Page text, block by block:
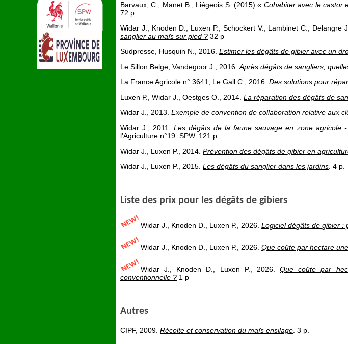
Barvaux, C., Manet B., Liégeois S. (2015) « Cohabiter avec le castor
72 p.
Widar J., Knoden D., Luxen P., Schockert V., Lambinet C., Delangre
sanglier au maïs sur pied ? 32 p
Sudpresse, Husquin N., 2016. Estimer les dégâts de gibier avec un
Le Sillon Belge, Vandegoor J., 2016.Après dégâts de sangliers,
La France Agricole n° 3641, Le Gall C., 2016. Des solutions pour
Luxen P., Widar J., Oestges O., 2014. La réparation des dégâts de
Widar J., 2013. Exemple de convention de collaboration relative aux
Widar J., 2011.Les dégâts de la faune sauvage en zone agricole
l'Agriculture n°19. SPW. 121 p.
Widar J., Luxen P., 2014. Prévention des dégâts de gibier en
Widar J., Luxen P., 2015. Les dégâts du sanglier dans les jardins. 4 p.
Liste des prix pour les dégâts de gibiers
Widar J., Knoden D., Luxen P., 2026. Logiciel dégâts de gibier :
Widar J., Knoden D., Luxen P., 2026. Que coûte par hectare
Widar J., Knoden D., Luxen P., 2026.Que coûte par
conventionnelle ? 1 p
Autres
CIPF, 2009. Récolte et conservation du maïs ensilage . 3 p.